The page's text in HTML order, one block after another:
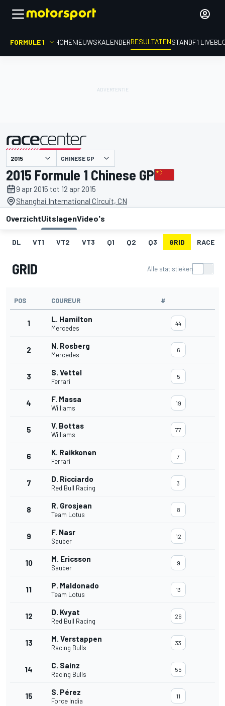
FORMULE 1 HOMENIEUWSKALENDERRESULTATENSTANDF1
gepresenteerd door CHINESE GP
2015 Formule 1 Chinese GP
9 apr 2015 tot 12 apr 2015
Shanghai International Circuit, CN
OverzichtUitslagenVideo's
DL VT1 VT2 VT3 Q1 Q2 Q3 GRID RACE
GRID Alle statistieken
POS COUREUR #
1 L. Hamilton
Mercedes
44
2 N. Rosberg
Mercedes
6
3 S. Vettel
Ferrari
5
4 F. Massa
Williams
19
5 V. Bottas
Williams
77
6 K. Raikkonen
Ferrari
7
7 D. Ricciardo
Red Bull Racing
3
8 R. Grosjean
Team Lotus
8
9 F. Nasr
Sauber
12
10 M. Ericsson
Sauber
9
11 P. Maldonado
Team Lotus
13
12 D. Kvyat
Red Bull Racing
26
13 M. Verstappen
Racing Bulls
33
14 C. Sainz
Racing Bulls
55
15 S. Pérez
Force India
11